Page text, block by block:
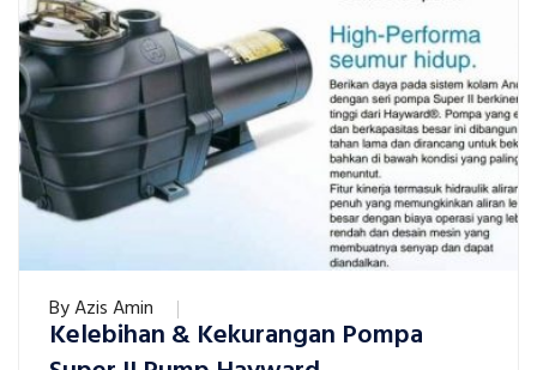
ByAzis Amin
Kelebihan & Kekurangan Pompa